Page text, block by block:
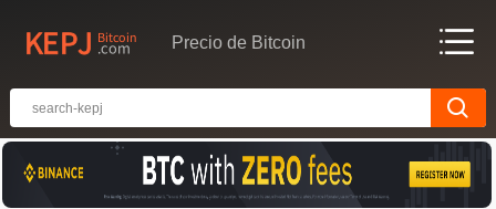
Precio de Bitcoin